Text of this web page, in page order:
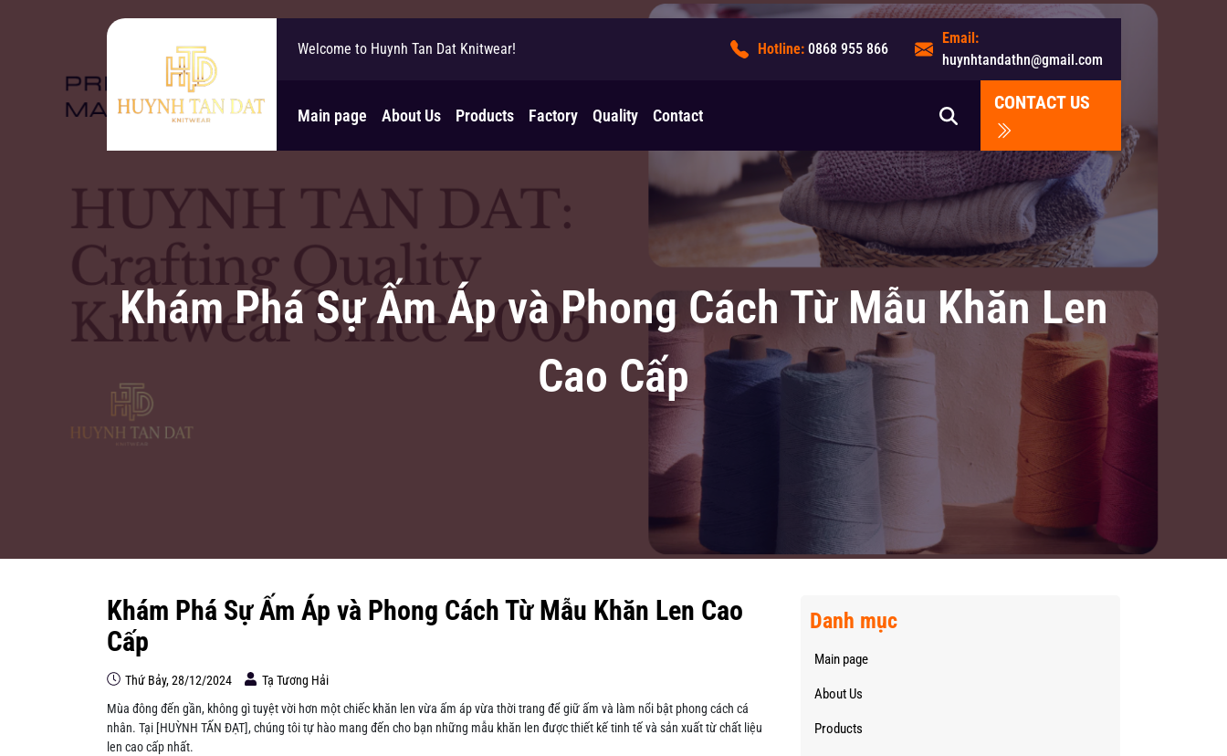
Welcome to Huynh Tan Dat Knitwear! Hotline: 0868 955 866
Email:
huynhtandathn@gmail.com
Main page About Us Products Factory Quality Contact
CONTACT US
Khám Phá Sự Ấm Áp và Phong Cách Từ Mẫu Khăn Len
Cao Cấp
Khám Phá Sự Ấm Áp và Phong Cách Từ Mẫu Khăn Len Cao
Cấp
Thứ Bảy, 28/12/2024
Tạ Tương Hải
Mùa đông đến gần, không gì tuyệt vời hơn một chiếc khăn len vừa ấm áp vừa thời trang để giữ ấm và làm nổi bật phong cách cá
nhân. Tại [HUỲNH TẤN ĐẠT], chúng tôi tự hào mang đến cho bạn những mẫu khăn len được thiết kế tinh tế và sản xuất từ chất liệu
len cao cấp nhất.
Danh mục
Main page
About Us
Products